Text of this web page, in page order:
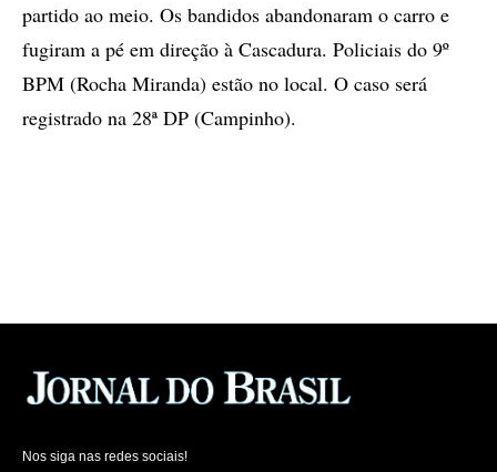
partido ao meio. Os bandidos abandonaram o carro e
fugiram a pé em direção à Cascadura. Policiais do 9º
BPM (Rocha Miranda) estão no local. O caso será
registrado na 28ª DP (Campinho).
Nos siga nas redes sociais!